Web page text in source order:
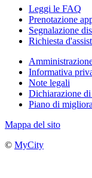
Leggi le FAQ
Prenotazione
Segnalazione
Richiesta
Informativa
Note legali
Dichiarazione
Piano di
Mappa del sito
© MyCity